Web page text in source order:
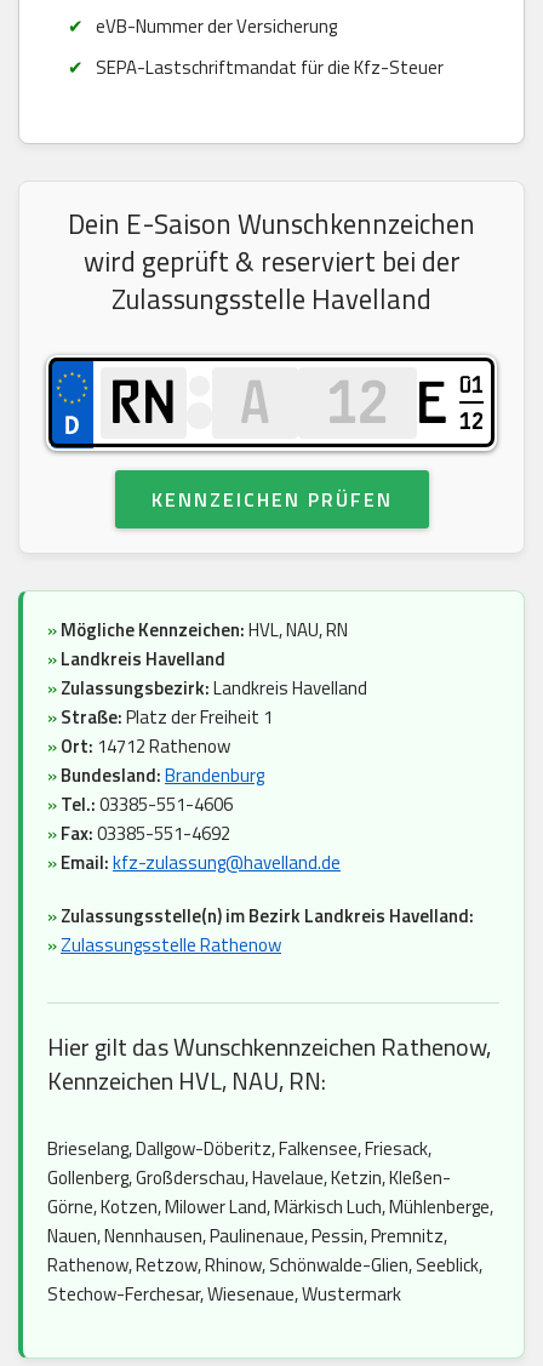
eVB-Nummer der Versicherung
SEPA-Lastschriftmandat für die Kfz-Steuer
Dein E-Saison Wunschkennzeichen
wird geprüft & reserviert bei der
Zulassungsstelle Havelland
E 01
12
KENNZEICHEN PRÜFEN
»Mögliche Kennzeichen:HVL, NAU, RN
»Landkreis Havelland
»Zulassungsbezirk:Landkreis Havelland
»Straße:Platz der Freiheit 1
»Ort: 14712 Rathenow
»Bundesland:Brandenburg
»Tel.:03385-551-4606
»Fax:03385-551-4692
»Email:kfz-zulassung@havelland.de
»Zulassungsstelle(n) im Bezirk Landkreis Havelland:
»Zulassungsstelle Rathenow
Hier gilt das Wunschkennzeichen Rathenow,
Kennzeichen HVL, NAU, RN:
Brieselang, Dallgow-Döberitz, Falkensee, Friesack,
Gollenberg, Großderschau, Havelaue, Ketzin, Kleßen-
Görne, Kotzen, Milower Land, Märkisch Luch, Mühlenberge,
Nauen, Nennhausen, Paulinenaue, Pessin, Premnitz,
Rathenow, Retzow, Rhinow, Schönwalde-Glien, Seeblick,
Stechow-Ferchesar, Wiesenaue, Wustermark